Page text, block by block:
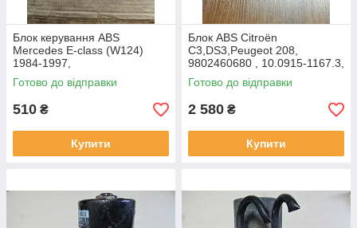
Блок керування ABS
Mercedes E-class (W124)
1984-1997,
0265101018,0055452132
Готово до відправки
510 ₴
Купити
Блок ABS Citroën
C3,DS3,Peugeot 208,
9802460680 , 10.0915-1167.3,
10.0622-3046.3, 10.0220-
0121.4
,10022001214,10091511673
Готово до відправки
2 580 ₴
Купити